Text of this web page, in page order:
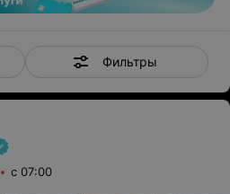
Фильтры
с 07:00